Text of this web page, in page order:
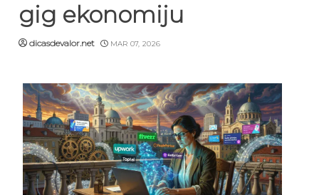
gig ekonomiju
dicasdevalor.net MAR 07, 2026